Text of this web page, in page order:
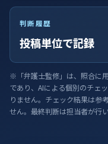
判断履歴
投稿単位で記録
※「弁護士監修」は、照合に
であり、AIによる個別のチェ
りません。チェック結果は参
せん。最終判断は担当者が行い